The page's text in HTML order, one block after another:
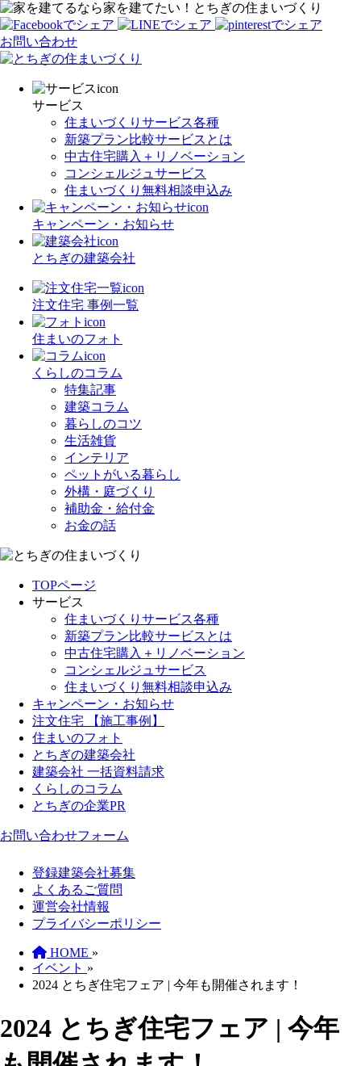
家を建てたい！とちぎの住まいづくり
お問い合わせ
サービス
住まいづくりサービス各種
新築プラン比較サービスとは
中古住宅購入＋リノベーション
コンシェルジュサービス
住まいづくり無料相談申込み
キャンペーン・お知らせ
とちぎの建築会社
注文住宅 事例一覧
住まいのフォト
くらしのコラム
特集記事
建築コラム
暮らしのコツ
生活雑貨
インテリア
ペットがいる暮らし
外構・庭づくり
補助金・給付金
お金の話
TOPページ
サービス
住まいづくりサービス各種
新築プラン比較サービスとは
中古住宅購入＋リノベーション
コンシェルジュサービス
住まいづくり無料相談申込み
キャンペーン・お知らせ
注文住宅 【施工事例】
住まいのフォト
とちぎの建築会社
建築会社 一括資料請求
くらしのコラム
とちぎの企業PR
お問い合わせフォーム
登録建築会社募集
よくあるご質問
運営会社情報
プライバシーポリシー
HOME »
イベント »
2024 とちぎ住宅フェア | 今年も開催されます！
2024 とちぎ住宅フェア | 今年